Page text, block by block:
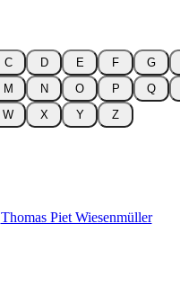
C D E F G
M N O P Q
W X Y Z
Thomas Piet Wiesenmüller